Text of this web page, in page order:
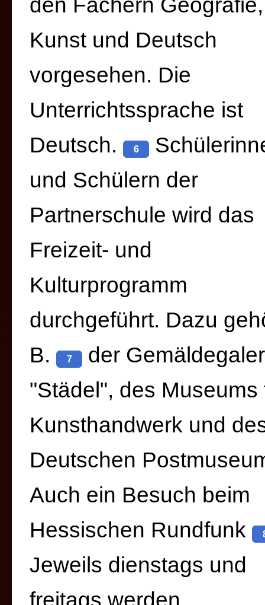
Kunst und Deutsch
vorgesehen. Die
Unterrichtssprache ist
Deutsch.
6
und Schülern der
Partnerschule wird das
Freizeit- und
Kulturprogramm
durchgeführt. Dazu
B.
7
der
"Städel", des Museums
Kunsthandwerk und
Deutschen
Auch ein Besuch beim
Hessischen Rundfunk
Jeweils dienstags und
freitags werden